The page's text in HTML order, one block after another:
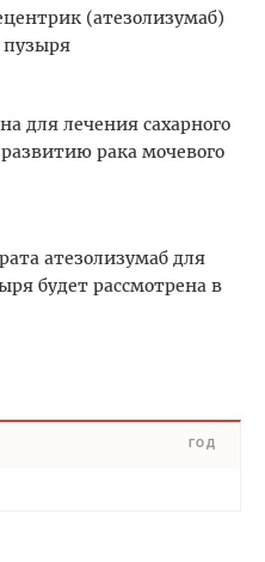
(атезолизумаб)
пузыря
для лечения сахарного
рака мочевого
атезолизумаб для
будет рассмотрена в
ГОД